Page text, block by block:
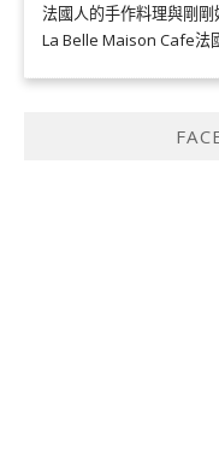
法國人的手作料理與剛
La Belle Maison Cafe法